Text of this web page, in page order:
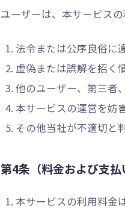
ユーザーは、本サービス
法令または公序良俗に
虚偽または誤解を招く
他のユーザー、第三者
本サービスの運営を妨
その他当社が不適切と
第4条（料金および支払
本サービスの利用料金